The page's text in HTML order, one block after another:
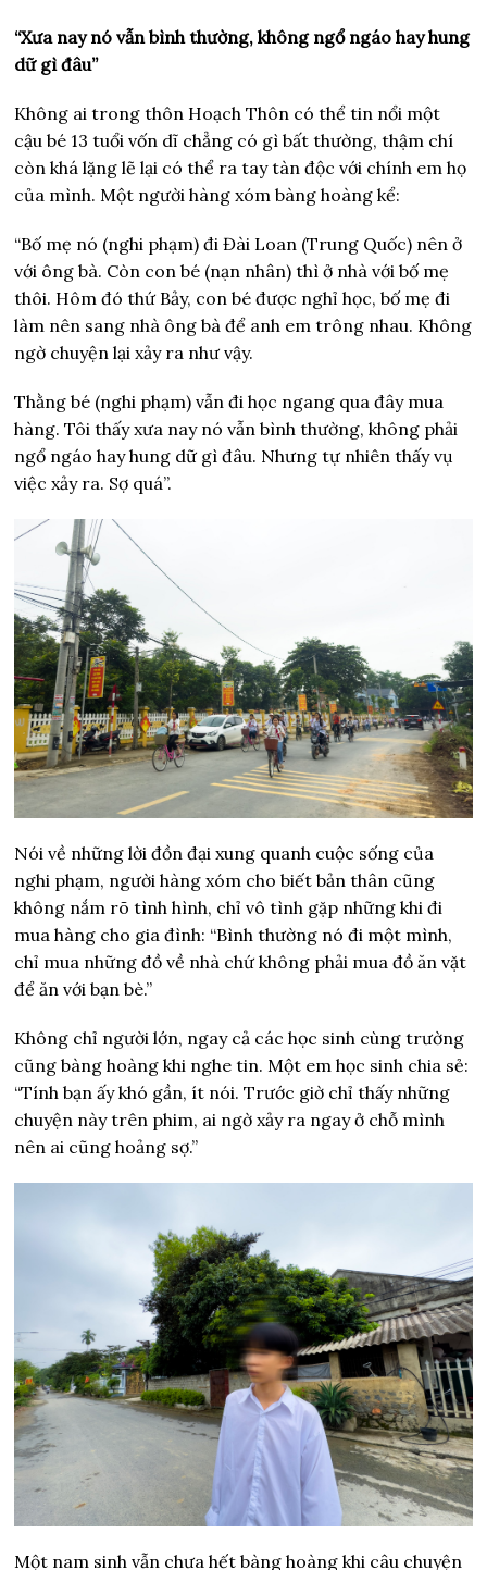
“Xưa nay nó vẫn bình thường, không ngổ ngáo hay hung
dữ gì đâu”
Không ai trong thôn Hoạch Thôn có thể tin nổi một
cậu bé 13 tuổi vốn dĩ chẳng có gì bất thường, thậm chí
còn khá lặng lẽ lại có thể ra tay tàn độc với chính em họ
của mình. Một người hàng xóm bàng hoàng kể:
“Bố mẹ nó (nghi phạm) đi Đài Loan (Trung Quốc) nên ở
với ông bà. Còn con bé (nạn nhân) thì ở nhà với bố mẹ
thôi. Hôm đó thứ Bảy, con bé được nghỉ học, bố mẹ đi
làm nên sang nhà ông bà để anh em trông nhau. Không
ngờ chuyện lại xảy ra như vậy.
Thằng bé (nghi phạm) vẫn đi học ngang qua đây mua
hàng. Tôi thấy xưa nay nó vẫn bình thường, không phải
ngổ ngáo hay hung dữ gì đâu. Nhưng tự nhiên thấy vụ
việc xảy ra. Sợ quá”.
Nói về những lời đồn đại xung quanh cuộc sống của
nghi phạm, người hàng xóm cho biết bản thân cũng
không nắm rõ tình hình, chỉ vô tình gặp những khi đi
mua hàng cho gia đình: “Bình thường nó đi một mình,
chỉ mua những đồ về nhà chứ không phải mua đồ ăn vặt
để ăn với bạn bè.”
Không chỉ người lớn, ngay cả các học sinh cùng trường
cũng bàng hoàng khi nghe tin. Một em học sinh chia sẻ:
“Tính bạn ấy khó gần, ít nói. Trước giờ chỉ thấy những
chuyện này trên phim, ai ngờ xảy ra ngay ở chỗ mình
nên ai cũng hoảng sợ.”
Một nam sinh vẫn chưa hết bàng hoàng khi câu chuyện